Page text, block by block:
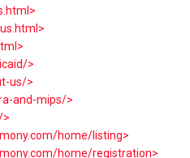
>
us/>
and-mips/>
home/listing>
home/registration>